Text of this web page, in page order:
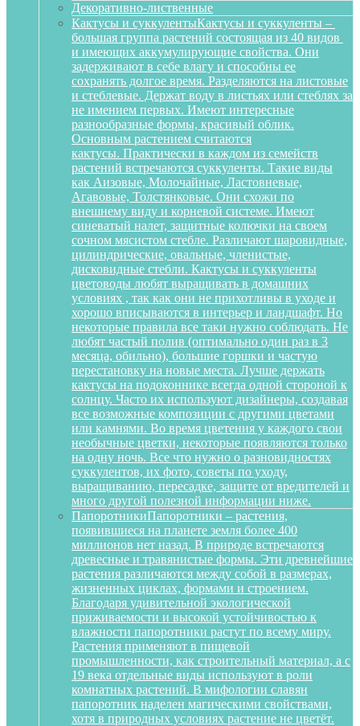
Декоративно-лиственные
Кактусы и суккулентыКактусы и суккуленты –
большая группа растений состоящая из 40 видов
и имеющих аккумулирующие свойства. Они
задерживают в себе влагу и способны ее
сохранять долгое время. Разделяются на листовые
и стеблевые. Держат воду в листьях или стеблях за
не имением первых. Имеют интересные
разнообразные формы, красивый облик.
Основным растением считаются
кактусы. Практически в каждом из семейств
растений встречаются суккуленты. Такие виды
как Аизовые, Молочайные, Ластовневые,
Агавовые, Толстянковые. Они схожи по
внешнему виду и корневой системе. Имеют
синеватый налет, защитные колючки на своем
сочном мясистом стебле. Различают шаровидные,
цилиндрические, овальные, членистые,
дисковидные стебли. Кактусы и суккуленты
цветоводы любят выращивать в домашних
условиях , так как они не прихотливы в уходе и
хорошо вписываются в интерьер и ландшафт. Но
некоторые правила все таки нужно соблюдать. Не
любят частый полив (оптимально один раз в 3
месяца, обильно), большие горшки и частую
перестановку на новые места. Лучше держать
кактусы на подоконнике всегда одной стороной к
солнцу. Часто их используют дизайнеры, создавая
все возможные композиции с другими цветами
или камнями. Во время цветения у каждого свои
необычные цветки, некоторые появляются только
на одну ночь. Все что нужно о разновидностях
суккулентов, их фото, советы по уходу,
выращиванию, пересадке, защите от вредителей и
много другой полезной информации ниже.
ПапоротникиПапоротники – растения,
появившиеся на планете земля более 400
миллионов нет назад. В природе встречаются
древесные и травянистые формы. Эти древнейшие
растения различаются между собой в размерах,
жизненных циклах, формами и строением.
Благодаря удивительной экологической
приживаемости и высокой устойчивостью к
влажности папоротники растут по всему миру.
Растения применяют в пищевой
промышленности, как строительный материал, а с
19 века отдельные виды используют в роли
комнатных растений. В мифологии славян
папоротник наделен магическими свойствами,
хотя в природных условиях растение не цветёт.